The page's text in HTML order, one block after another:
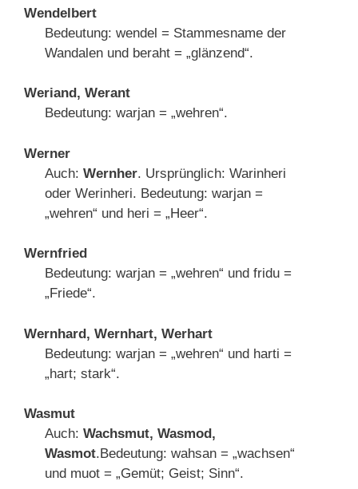
Wendelbert
Bedeutung: wendel = Stammesname der
Wandalen und beraht = „glänzend“.
Weriand, Werant
Bedeutung: warjan = „wehren“.
Werner
Auch: Wernher. Ursprünglich: Warinheri
oder Werinheri. Bedeutung: warjan =
„wehren“ und heri = „Heer“.
Wernfried
Bedeutung: warjan = „wehren“ und fridu =
„Friede“.
Wernhard, Wernhart, Werhart
Bedeutung: warjan = „wehren“ und harti =
„hart; stark“.
Wasmut
Auch: Wachsmut, Wasmod,
Wasmot.Bedeutung: wahsan = „wachsen“
und muot = „Gemüt; Geist; Sinn“.